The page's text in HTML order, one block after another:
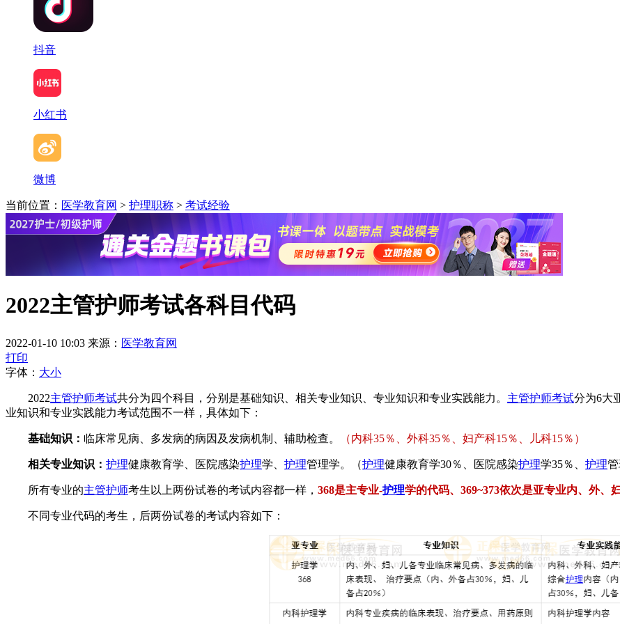
抖音
小红书
微博
当前位置： 医学教育网 > 护理职称 > 考试经验
2022主管护师考试各科目代码
2022-01-10 10:03 来源： 医学教育网
打印
字体： 大小
2022主管护师考试共分为四个科目，分别是基础知识、相关专业知识、专业知识和专业实践能力。 主管护师考试分为6大
业知识和专业实践能力考试范围不一样，具体如下：
基础知识： 临床常见病、多发病的病因及发病机制、辅助检查。 （内科35％、外科35％、妇产科15％、儿科15％）
相关专业知识： 护理健康教育学、医院感染护理学、 护理管理学。（护理健康教育学30％、医院感染护理学35％、 护理管
所有专业的主管护师考生以上两份试卷的考试内容都一样， 368是主专业-护理学的代码、369~373依次是亚专业内、外、
不同专业代码的考生，后两份试卷的考试内容如下：